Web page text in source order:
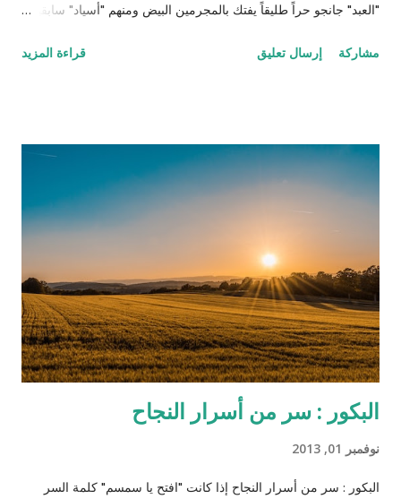
"العبد" جانجو حراً طليقاً يفتك بالمجرمين البيض ومنهم "أسياد" سابقين
الحكومة جوائز نقدية. ننتقل إلى المشهد الذي يترقب فيه المشاهد
كمان) الذي قرر مساعدته لتحرير زوجته من العبودية بعد أن عرف أنها
تعيش في مزرعة الإقطاعي كاندي الذي يمتلك الكثير من العبيد (اللي
بده يحضر الفيلم ما يكمل قراءة!). تسير كل الأمور على ما يرام حتى
يلاحظ رئيس الخدم علاقة خفية صعب إخفاءها بين الزوج وزوجته، وقد
كان رئيس الخدم ستيفين معروف بولائه الذي لا يعرف الحدود
والمصلحة المادية بل ظهر متيماً بسيده وأكثر غلظة منه على سائر
العبيد، واكتشف خطة جانجو وا...
مشاركة إرسال تعليق قراءة المزيد
البكور : سر من أسرار النجاح
نوفمبر 01, 2013
البكور : سر من أسرار النجاح إذا كانت "افتح يا سمسم" كلمة السر